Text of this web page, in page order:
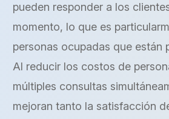
pueden responder a los
momento, lo que es
personas ocupadas que están
Al reducir los costos de
múltiples consultas
mejoran tanto la satisfacción